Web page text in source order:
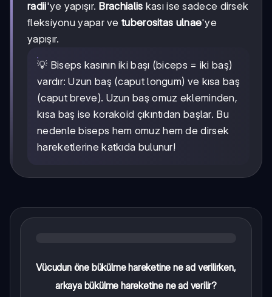
radii'ye yapışır. Brachialis kası ise sadece dirsek
fleksiyonu yapar vetuberositas ulnae'ye
yapışır.
💡 Biseps kasının iki başı (biceps = iki baş)
vardır: Uzun baş (caput longum) ve kısa baş
(caput breve). Uzun baş omuz ekleminden,
kısa baş ise korakoid çıkıntıdan başlar. Bu
nedenle biseps hem omuz hem de dirsek
hareketlerine katkıda bulunur!
Vücudun öne bükülme hareketine ne ad verilirken,
arkaya bükülme hareketine ne ad verilir?